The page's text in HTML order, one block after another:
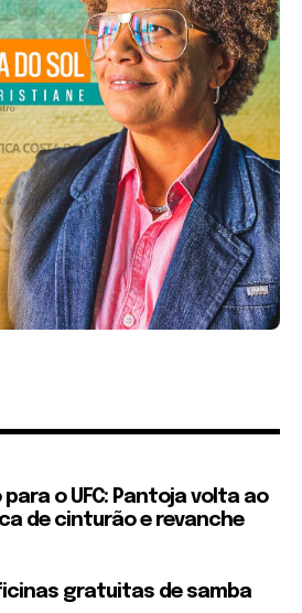
para o UFC: Pantoja volta ao
de cinturão e revanche
gratuitas de samba